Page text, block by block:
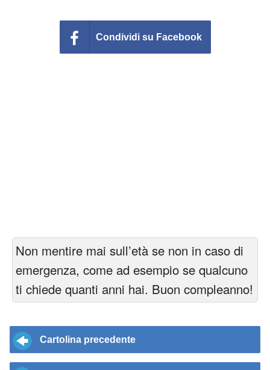
Condividi su Facebook
Non mentire mai sull’età se non in caso di
emergenza, come ad esempio se qualcuno
ti chiede quanti anni hai. Buon compleanno!
Cartolina precedente